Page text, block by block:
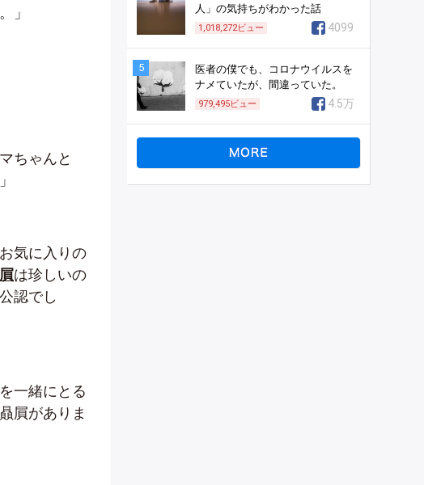
」
ちゃんと
気に入りの
は珍しいの
認でし
一緒にとる
屓がありま
人」の気持ちがわかった話
1,018,272ビュー 4099
5
医者の僕でも、コロナウイルスを
ナメていたが、間違っていた。
979,495ビュー 4.5万